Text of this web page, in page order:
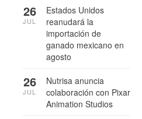
Estados Unidos
reanudará la
importación de
ganado mexicano en
agosto
26
JUL
Nutrisa anuncia
colaboración con Pixar
Animation Studios
26
JUL